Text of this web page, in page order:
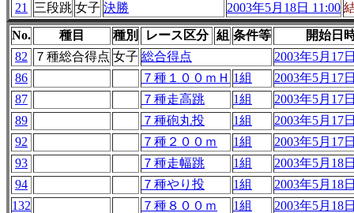
21
三段跳 女子 決勝 2003年5月18日 11:00
No. 種目 種別 レース区分 組 条件等
開始日
82
７種総合得点 女子 総合得点
2003年5月17
86
７種１００ｍＨ 1組
2003年5月17
87
７種走高跳 1組
2003年5月17
89
７種砲丸投 1組
2003年5月17
92
７種２００ｍ 1組
2003年5月17
93
７種走幅跳 1組
2003年5月18
94
７種やり投 1組
2003年5月18
132
７種８００ｍ 1組 2003年5月18